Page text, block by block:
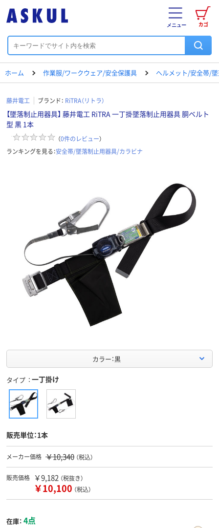
カゴ
メニュー
ホーム 作業服/ワークウェア/安全保護具 ヘルメット/安全帯/
藤井電工 ブランド： RiTRA（リトラ）
【墜落制止用器具】 藤井電工 RiTRA 一丁掛墜落制止用器具 胴ベルト
型 黒 1本
（0件のレビュー）
ランキングを見る：安全帯/墜落制止用器具/カラビナ
カラー：黒
タイプ 一丁掛け
販売単位：1本
メーカー価格 ￥10,340 （税込）
販売価格 ￥9,182 （税抜き）
￥10,100 （税込）
在庫： 4点